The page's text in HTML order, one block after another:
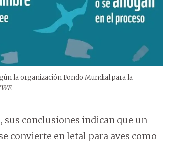
la organización Fondo Mundial para la
conclusiones indican que un
convierte en letal para aves como